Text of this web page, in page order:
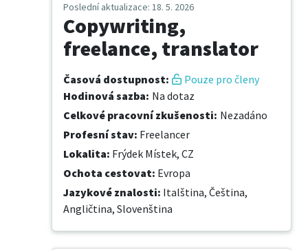
Poslední aktualizace: 18. 5. 2026
Copywriting,
freelance, translator
Časová dostupnost:
Pouze pro členy
Hodinová sazba: Na dotaz
Celkové pracovní zkušenosti: Nezadáno
Profesní stav: Freelancer
Lokalita: Frýdek Místek, CZ
Ochota cestovat: Evropa
Jazykové znalosti: Italština, Čeština,
Angličtina, Slovenština